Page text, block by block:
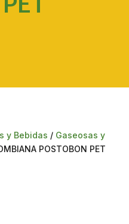
y Bebidas / Gaseosas y
POSTOBON PET